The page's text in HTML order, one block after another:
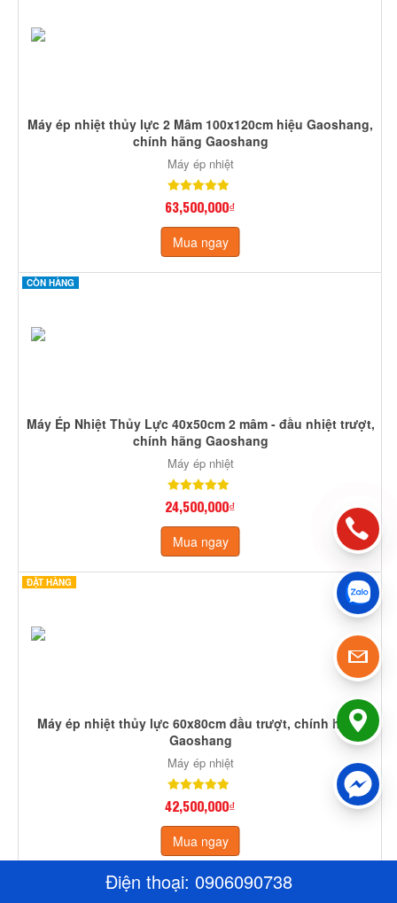
Điện thoại: 0906090738
Máy ép nhiệt thủy lực 2 Mâm 100x120cm hiệu Gaoshang,
chính hãng Gaoshang
Máy ép nhiệt
63,500,000₫
Mua ngay
CÒN HÀNG
Máy Ép Nhiệt Thủy Lực 40x50cm 2 mâm - đầu nhiệt trượt,
chính hãng Gaoshang
Máy ép nhiệt
24,500,000₫
Mua ngay
ĐẶT HÀNG
Máy ép nhiệt thủy lực 60x80cm đầu trượt, chính hãng
Gaoshang
Máy ép nhiệt
42,500,000₫
Mua ngay